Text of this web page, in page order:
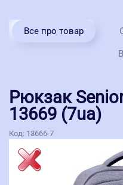
Все про товар
Рюкзак
13669 (7ua)
Код: 13666-7